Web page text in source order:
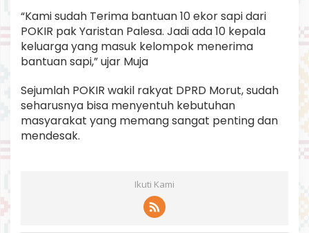
“Kami sudah Terima bantuan 10 ekor sapi dari
POKIR pak Yaristan Palesa. Jadi ada 10 kepala
keluarga yang masuk kelompok menerima
bantuan sapi,” ujar Muja
Sejumlah POKIR wakil rakyat DPRD Morut, sudah
seharusnya bisa menyentuh kebutuhan
masyarakat yang memang sangat penting dan
mendesak.
Ikuti Kami